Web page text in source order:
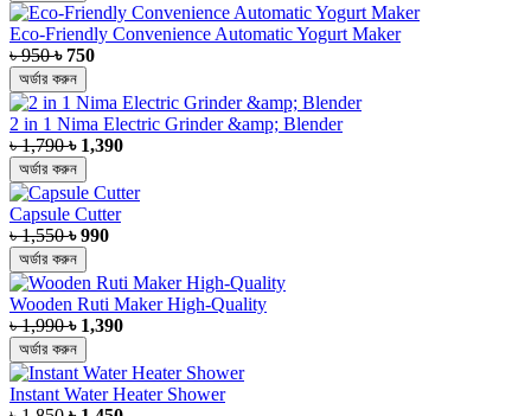
Eco-Friendly Convenience Automatic Yogurt Maker
৳ 950৳ 750
অর্ডার করুন
2 in 1 Nima Electric Grinder &amp; Blender
৳ 1,790৳ 1,390
অর্ডার করুন
Capsule Cutter
৳ 1,550৳ 990
অর্ডার করুন
Wooden Ruti Maker High-Quality
৳ 1,990৳ 1,390
অর্ডার করুন
Instant Water Heater Shower